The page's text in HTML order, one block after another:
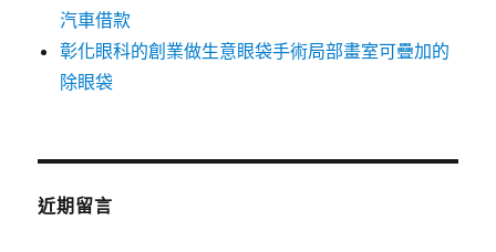
汽車借款
彰化眼科的創業做生意眼袋手術局部畫室可疊加的
除眼袋
近期留言